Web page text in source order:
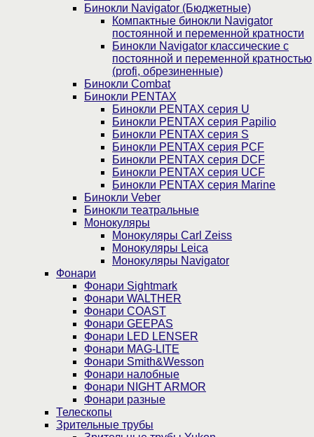
Бинокли Navigator (Бюджетные)
Компактные бинокли Navigator
постоянной и переменной кратности
Бинокли Navigator классические с
постоянной и переменной кратностью
(profi, обрезиненные)
Бинокли Combat
Бинокли PENTAX
Бинокли PENTAX серия U
Бинокли PENTAX серия Papilio
Бинокли PENTAX серия S
Бинокли PENTAX серия PCF
Бинокли PENTAX серия DCF
Бинокли PENTAX серия UCF
Бинокли PENTAX серия Marine
Бинокли Veber
Бинокли театральные
Монокуляры
Монокуляры Carl Zeiss
Монокуляры Leica
Монокуляры Navigator
Фонари
Фонари Sightmark
Фонари WALTHER
Фонари COAST
Фонари GEEPAS
Фонари LED LENSER
Фонари MAG-LITE
Фонари Smith&Wesson
Фонари налобные
Фонари NIGHT ARMOR
Фонари разные
Телескопы
Зрительные трубы